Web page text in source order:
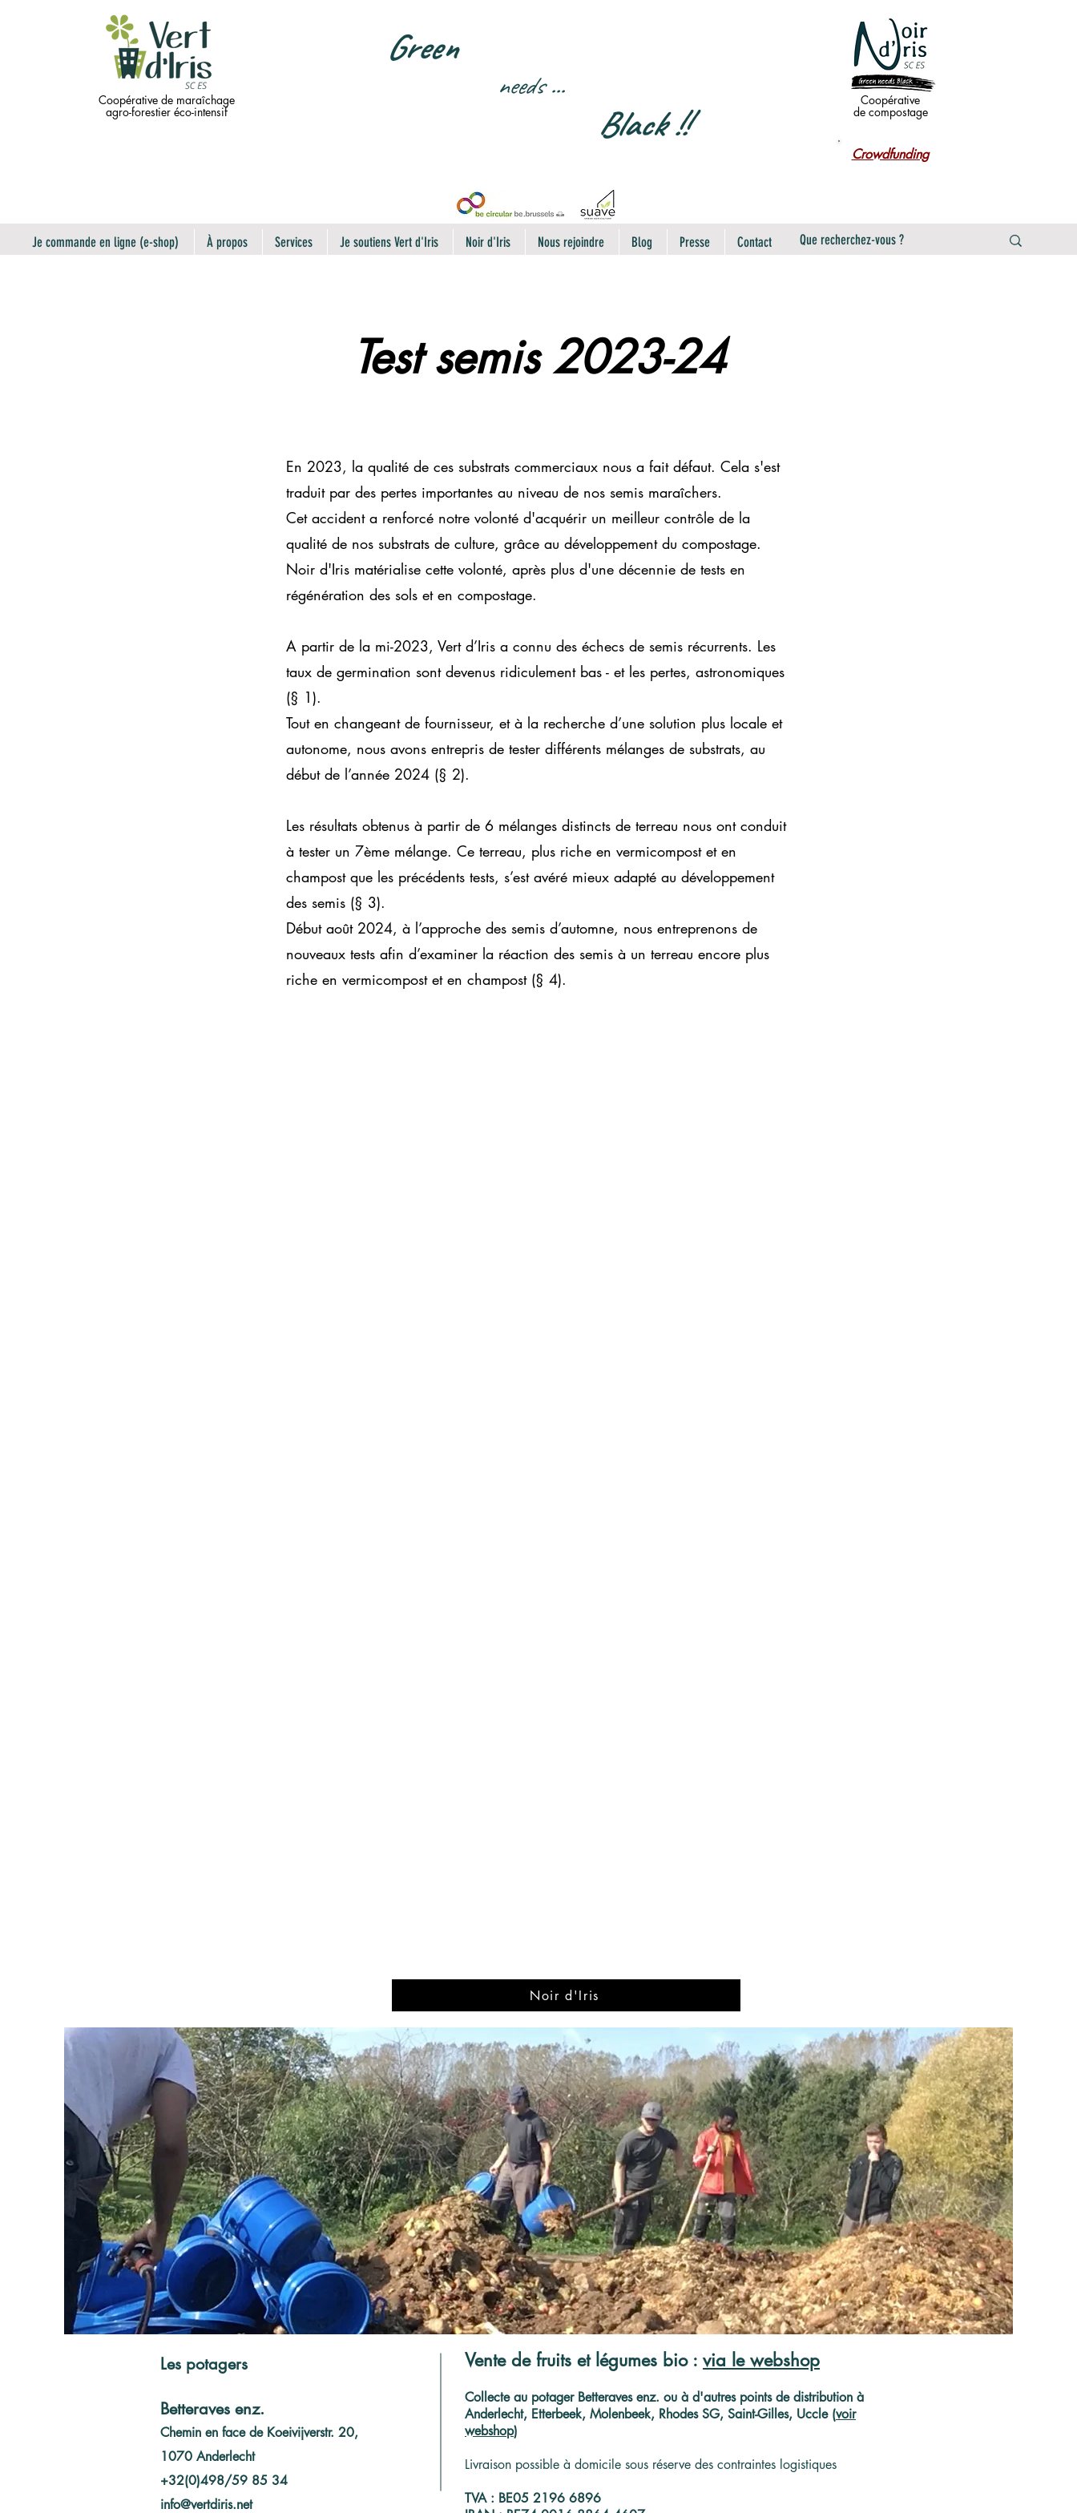
Coopérative de maraîchage
agro-forestier éco-intensif
Green
needs ...
Black !!
Coopérative
de compostage
Crowdfunding
Je commande en ligne (e-shop) À propos Services Je soutiens Vert d'Iris Noir d'Iris Nous rejoindre Blog Presse Contact
Test semis 2023-24
En 2023, la qualité de ces substrats commerciaux nous a fait défaut. Cela s'est
traduit par des pertes importantes au niveau de nos semis maraîchers.
Cet accident a renforcé notre volonté d'acquérir un meilleur contrôle de la
qualité de nos substrats de culture, grâce au développement du compostage.
Noir d'Iris matérialise cette volonté, après plus d'une décennie de tests en
régénération des sols et en compostage.
A partir de la mi-2023, Vert d’Iris a connu des échecs de semis récurrents. Les
taux de germination sont devenus ridiculement bas - et les pertes, astronomiques
(§ 1).
Tout en changeant de fournisseur, et à la recherche d’une solution plus locale et
autonome, nous avons entrepris de tester différents mélanges de substrats, au
début de l’année 2024 (§ 2).
Les résultats obtenus à partir de 6 mélanges distincts de terreau nous ont conduit
à tester un 7ème mélange. Ce terreau, plus riche en vermicompost et en
champost que les précédents tests, s’est avéré mieux adapté au développement
des semis (§ 3).
Début août 2024, à l’approche des semis d’automne, nous entreprenons de
nouveaux tests afin d’examiner la réaction des semis à un terreau encore plus
riche en vermicompost et en champost (§ 4).
Noir d'Iris
Les potagers
Betteraves enz.
Chemin en face de Koeivijverstr. 20,
1070 Anderlecht
+32(0)498/59 85 34
info@vertdiris.net
Vente de fruits et légumes bio : via le webshop
Collecte au potager Betteraves enz. ou à d'autres points de distribution à
Anderlecht, Etterbeek, Molenbeek, Rhodes SG, Saint-Gilles, Uccle (voir
webshop)
Livraison possible à domicile sous réserve des contraintes logistiques
TVA : BE05 2196 6896